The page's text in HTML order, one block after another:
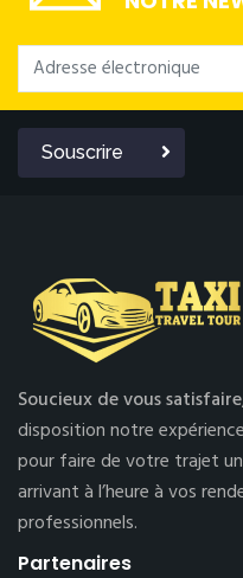
Souscrire
Soucieux de vous
disposition notre
pour faire de votre trajet
arrivant à l’heure à vos
professionnels.
Partenaires